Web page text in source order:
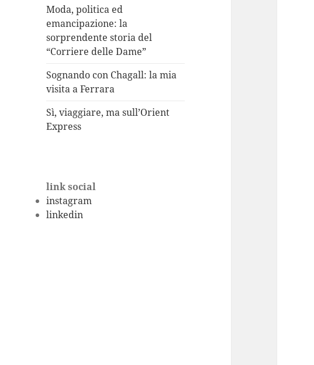
Moda, politica ed
emancipazione: la
sorprendente storia del
“Corriere delle Dame”
Sognando con Chagall: la mia
visita a Ferrara
Sì, viaggiare, ma sull’Orient
Express
link social
instagram
linkedin